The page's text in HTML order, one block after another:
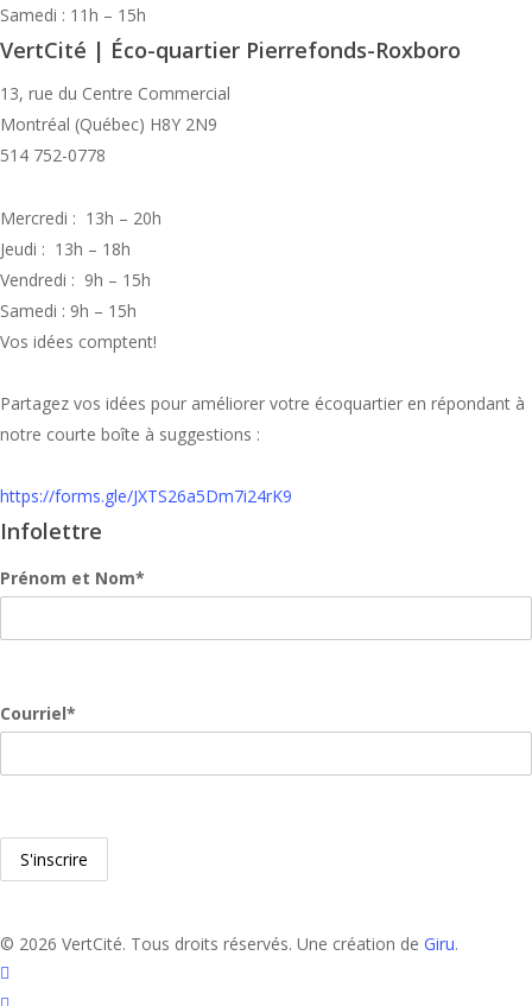
Samedi : 11h – 15h
VertCité | Éco-quartier Pierrefonds-Roxboro
13, rue du Centre Commercial
Montréal (Québec) H8Y 2N9
514 752-0778
Mercredi : 13h – 20h
Jeudi : 13h – 18h
Vendredi : 9h – 15h
Samedi : 9h – 15h
Vos idées comptent!
Partagez vos idées pour améliorer votre écoquartier en répondant à
notre courte boîte à suggestions :
https://forms.gle/JXTS26a5Dm7i24rK9
Infolettre
Prénom et Nom*
Courriel*
© 2026 VertCité. Tous droits réservés. Une création de Giru.
facebook